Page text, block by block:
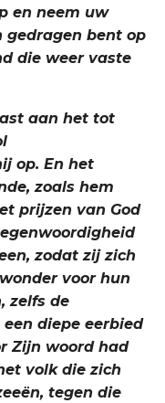
en neem uw
gedragen bent op
die weer vaste
aan het tot
op. En het
zoals hem
prijzen van God
zodat zij zich
voor hun
zelfs de
diepe eerbied
Zijn woord had
volk die zich
tegen die